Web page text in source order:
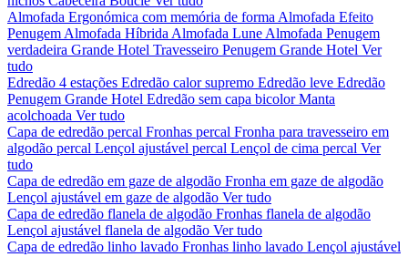
Almofada Ergonómica com memória de forma Almofada Efeito
Penugem Almofada Híbrida Almofada Lune Almofada Penugem
verdadeira Grande Hotel Travesseiro Penugem Grande Hotel Ver
tudo
Edredão 4 estações Edredão calor supremo Edredão leve Edredão
Penugem Grande Hotel Edredão sem capa bicolorManta
acolchoada Ver tudo
Capa de edredão percal Fronhas percal Fronha para travesseiro em
algodão percal Lençol ajustável percal Lençol de cima percal Ver
tudo
Capa de edredão em gaze de algodão Fronha em gaze de algodão
Lençol ajustável em gaze de algodão Ver tudo
Capa de edredão flanela de algodão Fronhas flanela de algodão
Lençol ajustável flanela de algodão Ver tudo
Capa de edredão linho lavado Fronhas linho lavado Lençol ajustável